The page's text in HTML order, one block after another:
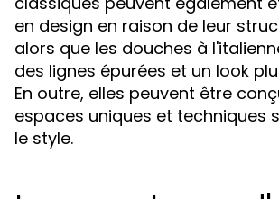
en design en raison de leur
alors que les douches à
des lignes épurées et un look
En outre, elles peuvent être
espaces uniques et techniques
le style.